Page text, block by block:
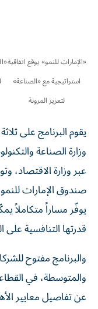
«الإمارات للنمو» يوقع اتفاقية
استراتيجية مع «الصناعة»
لتعزيز المرونة
يقوم البرنامج على
وزارة الصناعة
عبر وزارة الاقتصاد،
صندوق الإمارات
يوفّر مساراً متكاملاً
قدرتها التنافسية
والبرنامج مفتوح
والمتوسطة، في
عن تفاصيل معايير